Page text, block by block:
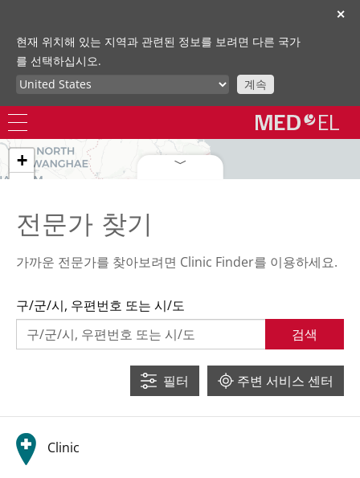
✕
현재 위치해 있는 지역과 관련된 정보를 보려면 다른 국가
를 선택하십시오.
계속
40
+
전문가 찾기
가까운 전문가를 찾아보려면 Clinic Finder를 이용하세요.
구/군/시, 우편번호 또는 시/도
검색
주변 서비스 센터
필터
Clinic